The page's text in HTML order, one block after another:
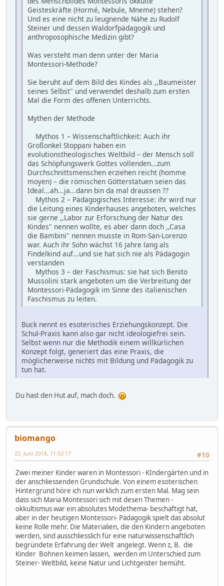
Geisteskräfte (Hormé, Nebule, Mneme) stehen?
Und es eine nicht zu leugnende Nähe zu Rudolf
Steiner und dessen Waldorfpädagogik und
anthroposophische Medizin gibt?
Was versteht man denn unter der Maria
Montessori-Methode?
Sie beruht auf dem Bild des Kindes als ,,Baumeister
seines Selbst" und verwendet deshalb zum ersten
Mal die Form des offenen Unterrichts.
Mythen der Methode
Mythos 1 – Wissenschaftlichkeit: Auch ihr
Großonkel Stoppani haben ein
evolutionstheologisches Weltbild – der Mensch soll
das Schöpfungswerk Gottes vollenden...zum
Durchschnittsmenschen erziehen reicht (homme
moyen) – die römischen Götterstatuen seien das
Ideal...ah...ja...dann bin da mal draussen ??
Mythos 2 – Pädagogisches Interesse: ihr wird nur
die Leitung eines Kinderhauses angeboten, welches
sie gerne ,,Labor zur Erforschung der Natur des
Kindes" nennen wollte, es aber dann doch ,,Casa
die Bambini" nennen musste in Rom-San-Lorenzo
war. Auch ihr Sohn wächst 16 Jahre lang als
Findelkind auf...und sie hat sich nie als Pädagogin
verstanden
Mythos 3 – der Faschismus: sie hat sich Benito
Mussolini stark angeboten um die Verbreitung der
Montessori-Pädagogik im Sinne des italienischen
Faschismus zu leiten.
Buck nennt es esoterisches Erziehungskonzept. Die
Schul-Praxis kann also gar nicht ideologiefrei sein.
Selbst wenn nur die Methodik einem willkürlichen
Konzept folgt, generiert das eine Praxis, die
möglicherweise nichts mit Bildung und Pädagogik zu
tun hat.
Du hast den Hut auf, mach doch.
biomango
#10
22. Juni 2018, 11:53:17
Zwei meiner Kinder waren in Montessori - KIndergärten und in
der anschliessenden Grundschule. Von einem esoterischen
Hintergrund höre ich nun wirklich zum ersten Mal. Mag sein
dass sich Maria Montessori sich mit desen Themen -
okkultismus war ein absolutes Modethema- beschäftigt hat,
aber in der heutigen Montessori- Pädagogik spielt das absolut
keine Rolle mehr. Die Materialien, die den Kindern angeboten
werden, sind ausschliesslich für eine naturwissenschaftlich
begründete Erfahrung der Welt angelegt. Wenn z, B. die
Kinder Bohnen keimen lassen, werden im Unterschied zum
Steiner- Weltbild, keine Natur und Lichtgeister bemüht.